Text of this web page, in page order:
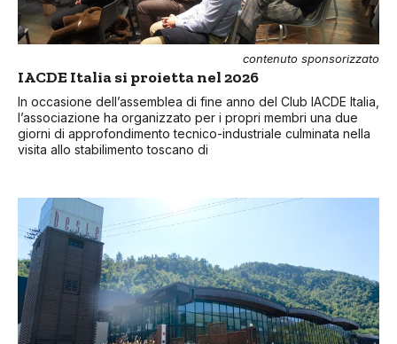
contenuto sponsorizzato
IACDE Italia si proietta nel 2026
In occasione dell’assemblea di fine anno del Club IACDE Italia,
l’associazione ha organizzato per i propri membri una due
giorni di approfondimento tecnico-industriale culminata nella
visita allo stabilimento toscano di